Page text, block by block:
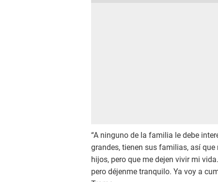
“A ninguno de la familia le debe
grandes, tienen sus familias, así
hijos, pero que me dejen vivir mi
pero déjenme tranquilo. Ya voy a